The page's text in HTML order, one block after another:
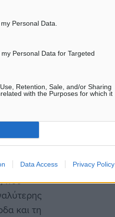
Personal Data.
Personal Data for Targeted
Retention, Sale, and/or Sharing
with the Purposes for which it
Data Access Privacy Policy
η
για
Η
που
και τη